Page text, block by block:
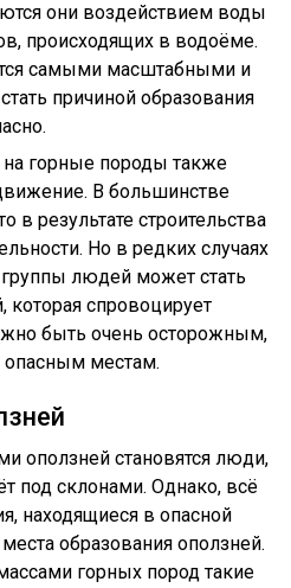
они воздействием воды
происходящих в водоёме.
самыми масштабными и
причиной образования
горные породы также
В большинстве
в результате строительства
Но в редких случаях
людей может стать
которая спровоцирует
быть очень осторожным,
опасным местам.
оползней становятся люди,
под склонами. Однако, всё
находящиеся в опасной
образования оползней.
горных пород такие